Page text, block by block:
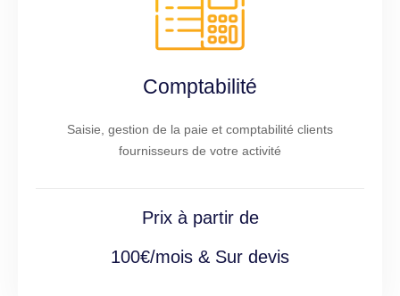
Comptabilité
Saisie, gestion de la paie et comptabilité clients
fournisseurs de votre activité
Prix à partir de
100€/mois & Sur devis